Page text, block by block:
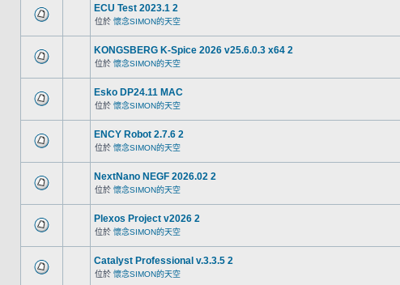
ECU Test 2023.1 2
位於 懷念SIMON的天空
KONGSBERG K-Spice 2026 v25.6.0.3 x64 2
位於 懷念SIMON的天空
Esko DP24.11 MAC
位於 懷念SIMON的天空
ENCY Robot 2.7.6 2
位於 懷念SIMON的天空
NextNano NEGF 2026.02 2
位於 懷念SIMON的天空
Plexos Project v2026 2
位於 懷念SIMON的天空
Catalyst Professional v.3.3.5 2
位於 懷念SIMON的天空